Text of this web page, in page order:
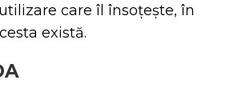
care îl însoțește, în
există.